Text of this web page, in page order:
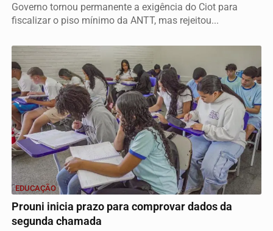
Governo tornou permanente a exigência do Ciot para
fiscalizar o piso mínimo da ANTT, mas rejeitou...
EDUCAÇÃO
Prouni inicia prazo para comprovar dados da
segunda chamada